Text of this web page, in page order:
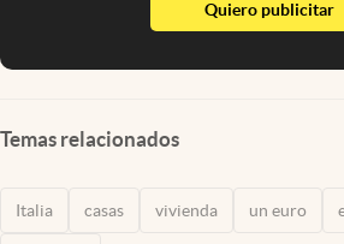
Quiero publicitar
Temas relacionados
Italia casas vivienda un euro